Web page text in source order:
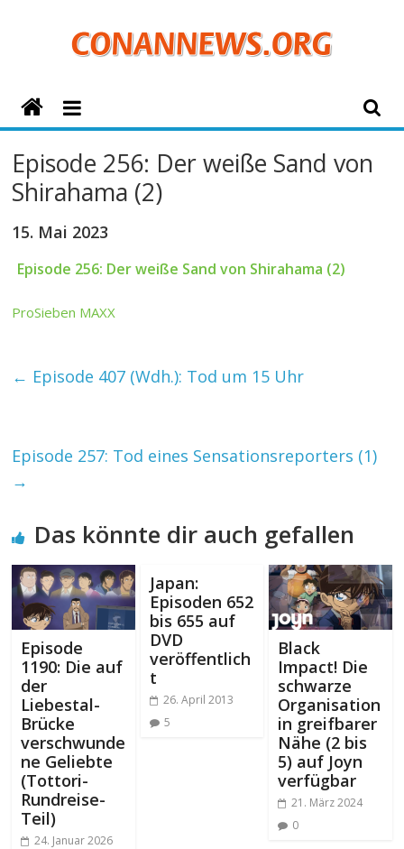
ConanNews.org
Conan
News
Episode 256: Der weiße Sand von
Shirahama (2)
15. Mai 2023
Episode 256: Der weiße Sand von Shirahama (2)
ProSieben MAXX
← Episode 407 (Wdh.): Tod um 15 Uhr
Episode 257: Tod eines Sensationsreporters (1)
→
Das könnte dir auch gefallen
Episode
1190: Die auf
der
Liebestal-
Brücke
verschwunde
ne Geliebte
(Tottori-
Rundreise-
Teil)
24. Januar 2026
Japan:
Episoden 652
bis 655 auf
DVD
veröffentlich
t
26. April 2013
5
Black
Impact! Die
schwarze
Organisation
in greifbarer
Nähe (2 bis
5) auf Joyn
verfügbar
21. März 2024
0